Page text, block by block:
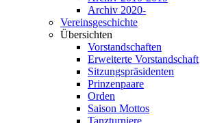
Archiv 2020-
Vereinsgeschichte
Übersichten
Vorstandschaften
Erweiterte Vorstandschaft
Sitzungspräsidenten
Prinzenpaare
Orden
Saison Mottos
Tanzturniere